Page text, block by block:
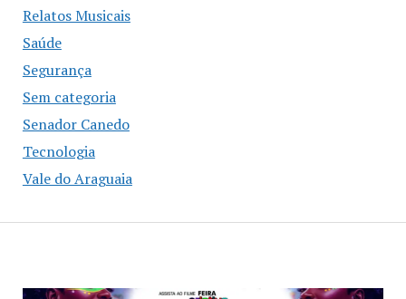
Relatos Musicais
Saúde
Segurança
Sem categoria
Senador Canedo
Tecnologia
Vale do Araguaia